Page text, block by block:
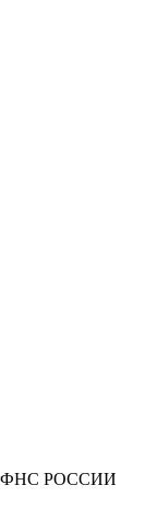
РОССИИ